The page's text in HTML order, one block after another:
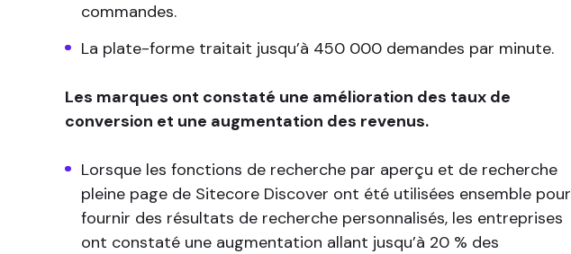
commandes.
La plate-forme traitait jusqu’à 450 000 demandes par minute.
Les marques ont constaté une amélioration des taux de
conversion et une augmentation des revenus.
Lorsque les fonctions de recherche par aperçu et de recherche
pleine page de Sitecore Discover ont été utilisées ensemble pour
fournir des résultats de recherche personnalisés, les entreprises
ont constaté une augmentation allant jusqu’à 20 % des